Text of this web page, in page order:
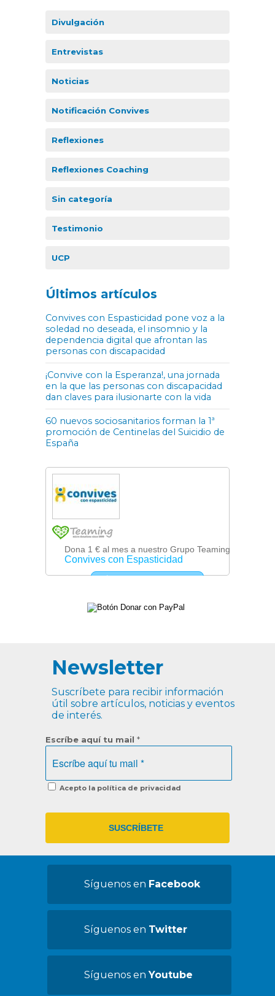
Divulgación
Entrevistas
Noticias
Notificación Convives
Reflexiones
Reflexiones Coaching
Sin categoría
Testimonio
UCP
Últimos artículos
Convives con Espasticidad pone voz a la
soledad no deseada, el insomnio y la
dependencia digital que afrontan las
personas con discapacidad
¡Convive con la Esperanza!, una jornada
en la que las personas con discapacidad
dan claves para ilusionarte con la vida
60 nuevos sociosanitarios forman la 1ª
promoción de Centinelas del Suicidio de
España
Newsletter
Suscríbete para recibir información
útil sobre artículos, noticias y eventos
de interés.
Escríbe aquí tu mail *
Acepto la política de privacidad
Síguenos en Facebook
Síguenos en Twitter
Síguenos enYoutube